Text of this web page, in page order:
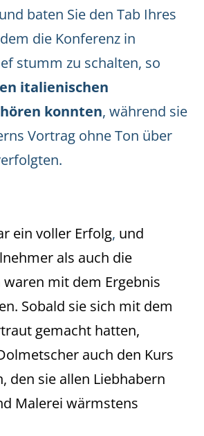
baten Sie den Tab Ihres
die Konferenz in
stumm zu schalten, so
italienischen
konnten, während sie
Vortrag ohne Ton über
ein voller Erfolg, und
als auch die
mit dem Ergebnis
Sobald sie sich mit dem
gemacht hatten,
auch den Kurs
den sie allen Liebhabern
Malerei wärmstens